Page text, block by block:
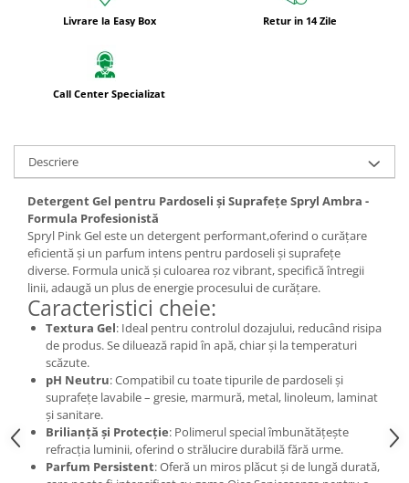
Livrare la Easy Box Retur in 14 Zile
Call Center Specializat
Descriere
Detergent Gel pentru Pardoseli și Suprafețe Spryl Ambra -
Formula Profesionistă
Spryl Pink Gel este un detergent performant,oferind o curățare
eficientă și un parfum intens pentru pardoseli și suprafețe
diverse. Formula unică și culoarea roz vibrant, specifică întregii
linii, adaugă un plus de energie procesului de curățare.
Caracteristici cheie:
Textura Gel: Ideal pentru controlul dozajului, reducând risipa
de produs. Se diluează rapid în apă, chiar și la temperaturi
scăzute.
pH Neutru: Compatibil cu toate tipurile de pardoseli și
suprafețe lavabile – gresie, marmură, metal, linoleum, laminat
și sanitare.
Brilianță și Protecție: Polimerul special îmbunătățește
refracția luminii, oferind o strălucire durabilă fără urme.
Parfum Persistent: Oferă un miros plăcut și de lungă durată,